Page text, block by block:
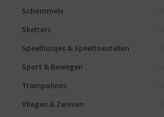
Schommels
Skelters
Speelhuisjes & Speeltoestellen
Sport & Bewegen
Trampolines
Vliegen & Zweven